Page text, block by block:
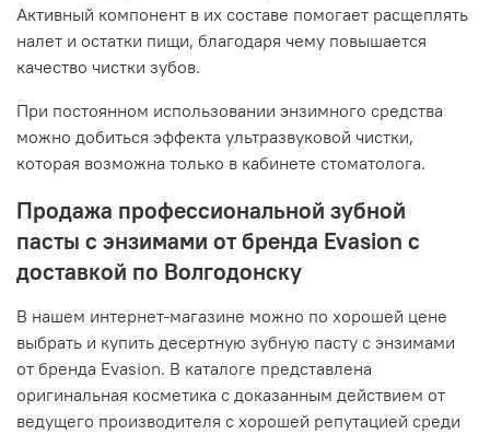
Активный компонент в их составе помогает расщеплять
налет и остатки пищи, благодаря чему повышается
качество чистки зубов.
При постоянном использовании энзимного средства
можно добиться эффекта ультразвуковой чистки,
которая возможна только в кабинете стоматолога.
Продажа профессиональной зубной
пасты с энзимами от бренда Evasion с
доставкой по Волгодонску
В нашем интернет-магазине можно по хорошей цене
выбрать и купить десертную зубную пасту с энзимами
от бренда Evasion. В каталоге представлена
оригинальная косметика с доказанным действием от
ведущего производителя с хорошей репутацией среди